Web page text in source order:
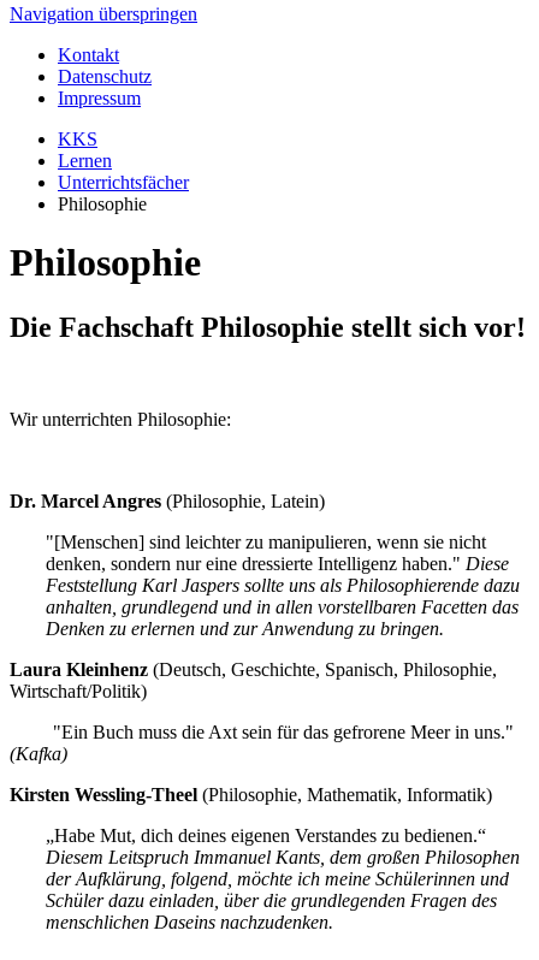
Navigation überspringen
Kontakt
Datenschutz
Impressum
KKS
Lernen
Unterrichtsfächer
Philosophie
Philosophie
Die Fachschaft Philosophie stellt sich vor!
Wir unterrichten Philosophie:
Dr. Marcel Angres (Philosophie, Latein)
"[Menschen] sind leichter zu manipulieren, wenn sie nicht
denken, sondern nur eine dressierte Intelligenz haben." Diese
Feststellung Karl Jaspers sollte uns als Philosophierende dazu
anhalten, grundlegend und in allen vorstellbaren Facetten das
Denken zu erlernen und zur Anwendung zu bringen.
Laura Kleinhenz (Deutsch, Geschichte, Spanisch, Philosophie,
Wirtschaft/Politik)
"Ein Buch muss die Axt sein für das gefrorene Meer in uns."
(Kafka)
Kirsten Wessling-Theel (Philosophie, Mathematik, Informatik)
„Habe Mut, dich deines eigenen Verstandes zu bedienen.“
Diesem Leitspruch Immanuel Kants, dem großen Philosophen
der Aufklärung, folgend, möchte ich meine Schülerinnen und
Schüler dazu einladen, über die grundlegenden Fragen des
menschlichen Daseins nachzudenken.